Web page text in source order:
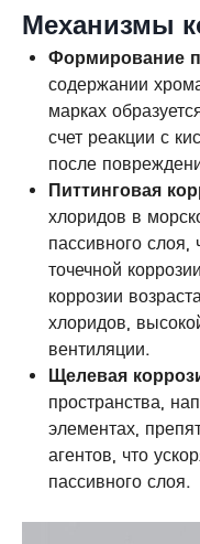
Механизмы
Формирование
содержании
марках
счет реакции с
после
Питтинговая
хлоридов в
пассивного слоя,
точечной
коррозии
хлоридов,
вентиляции.
Щелевая
пространства,
элементах,
агентов, что
пассивного слоя.